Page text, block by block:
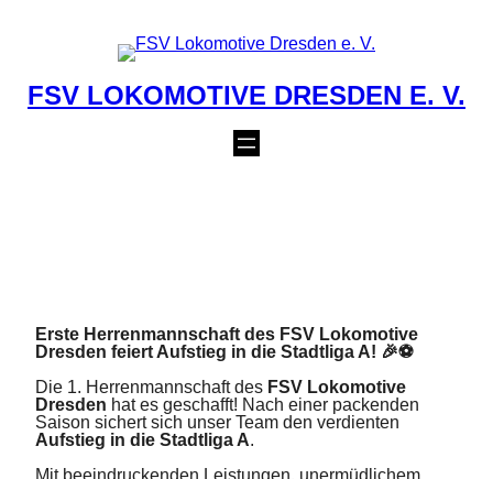
FSV LOKOMOTIVE DRESDEN E. V.
Erste Herrenmannschaft des FSV Lokomotive
Dresden feiert Aufstieg in die Stadtliga A! 🎉⚽
Die 1. Herrenmannschaft des FSV Lokomotive
Dresden hat es geschafft! Nach einer packenden
Saison sichert sich unser Team den verdienten
Aufstieg in die Stadtliga A.